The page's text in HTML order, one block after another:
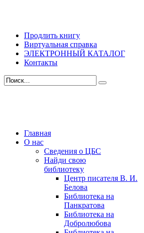
Продлить книгу
Виртуальная справка
ЭЛЕКТРОННЫЙ КАТАЛОГ
Контакты
Главная
О нас
Сведения о ЦБС
Найди свою
библиотеку
Центр писателя В. И.
Белова
Библиотека на
Панкратова
Библиотека на
Добролюбова